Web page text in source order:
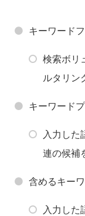
キーワード
検索ボリ
ルタリン
キーワード
入力した
連の候補
含めるキー
入力した